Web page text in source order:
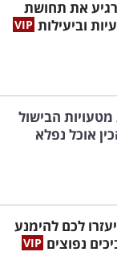
את תחושת
וביעילות
הבישול
אוכל נפלא
יעזרו לכם להימנע
נפוצים